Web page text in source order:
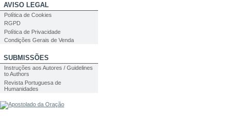
AVISO LEGAL
Política de Cookies
RGPD
Política de Privacidade
Condições Gerais de Venda
SUBMISSÕES
Instruções aos Autores / Guidelines
to Authors
Revista Portuguesa de
Humanidades